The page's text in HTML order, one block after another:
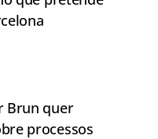
Brun quer
processos